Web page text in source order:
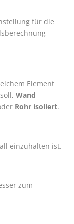
für die
Element
Wand
Rohr isoliert.
einzuhalten ist.
zum